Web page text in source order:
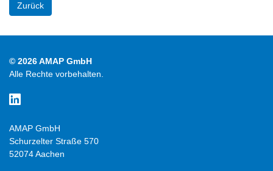
Zurück
© 2026 AMAP GmbH
Alle Rechte vorbehalten.
AMAP GmbH
Schurzelter Straße 570
52074 Aachen